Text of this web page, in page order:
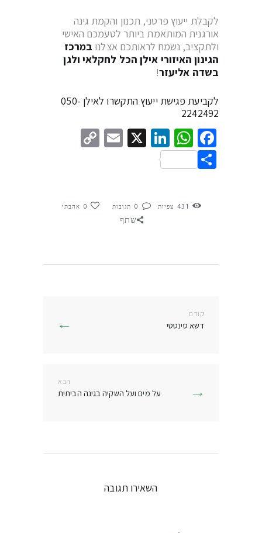
לקבלת ייעוץ פרטני, תכנון והקמת גינה
אורגנית המותאמת ביותר לטעמכם האישי
ולתקציב, נשמח לראותכם אצלנו במרכז
הגינון האיזורי אילן הכל לחקלאי ולגן
בשדה אליעזר!
לקביעת פגישת ייעוץ התקשרו לאילן 050-
2242492
Facebook
WhatsApp
LinkedIn
X
Email
Share
431 צפיות 0 תגובות 0 אהבתי
שתף
קודם
הקודם:
דשא סינטטי
הבא
על מים ועל השקיה בגינה הביתית
השאירו תגובה